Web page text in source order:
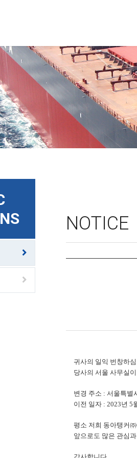
NOTICE
귀사의 일익 번창하
당사의 서울 사무실
변경 주소 : 서울특별
이전 일자 : 2023년 5
평소 저희 동아탱커
앞으로도 많은 관심